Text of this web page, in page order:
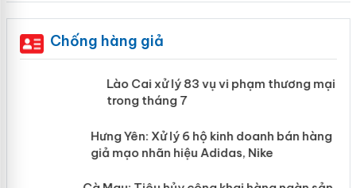
Chống hàng giả
Lào Cai xử lý 83 vụ vi phạm thương
mại trong tháng 7